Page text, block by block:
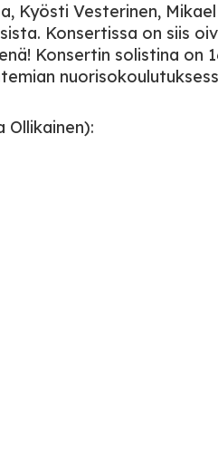
Kyösti Vesterinen, Mikael
Konsertissa on siis
Konsertin solistina on